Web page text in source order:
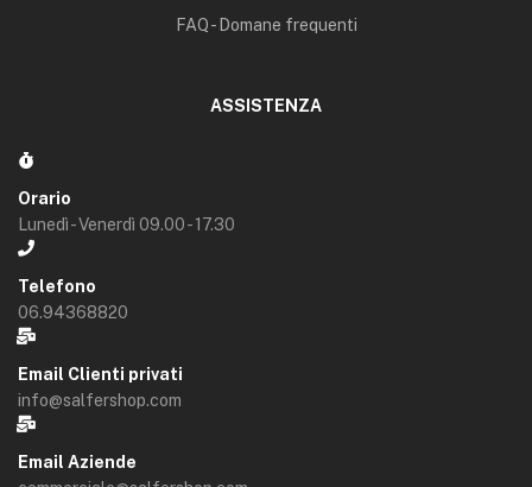
FAQ - Domane frequenti
ASSISTENZA
Orario
Lunedì - Venerdì 09.00 - 17.30
Telefono
06.94368820
Email Clienti privati
info@salfershop.com
Email Aziende